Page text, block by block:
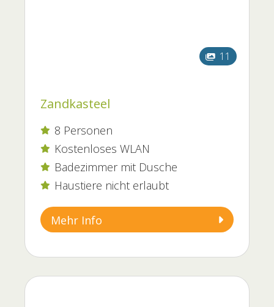
11
Zandkasteel
 8 Personen
 Badezimmer mit Dusche
 Kostenloses WLAN
 Haustiere nicht erlaubt
Mehr Info